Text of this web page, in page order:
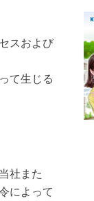
スおよび
て生じる
社また
によって